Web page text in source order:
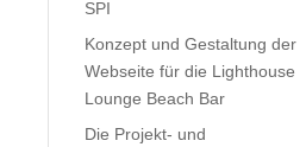
SPI
Konzept und Gestaltung der
Webseite für die Lighthouse
Lounge Beach Bar
Die Projekt- und